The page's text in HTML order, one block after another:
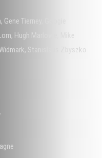
, Gene Tierney
, Hugh Marlowe
, Stanislaus Zbyszko